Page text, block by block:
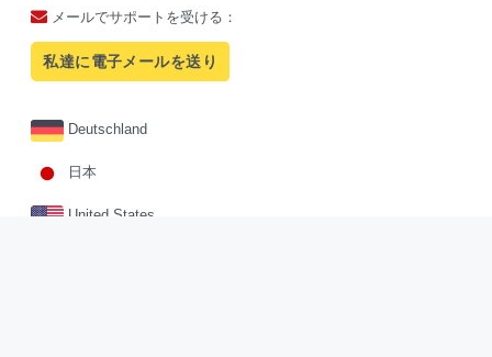
メールでサポートを受ける：
私達に電子メールを送り
Deutschland
日本
United States